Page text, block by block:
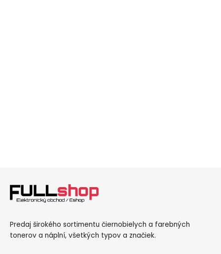
Predaj širokého sortimentu čiernobielych a farebných
tonerov a náplní, všetkých typov a značiek.